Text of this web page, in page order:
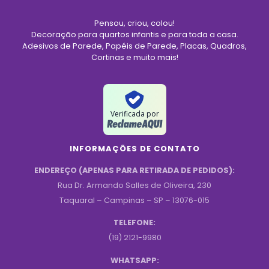
Pensou, criou, colou!
Decoração para quartos infantis e para toda a casa.
Adesivos de Parede, Papéis de Parede, Placas, Quadros,
Cortinas e muito mais!
Verificada por
INFORMAÇÕES DE CONTATO
ENDEREÇO (APENAS PARA RETIRADA DE PEDIDOS):
Rua Dr. Armando Salles de Oliveira, 230
Taquaral – Campinas – SP – 13076-015
TELEFONE:
(19) 2121-9980
WHATSAPP: